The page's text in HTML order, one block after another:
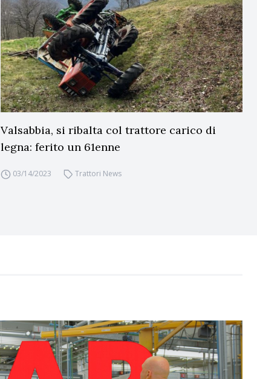
Valsabbia, si ribalta col trattore carico di
legna: ferito un 61enne
03/14/2023 Trattori News